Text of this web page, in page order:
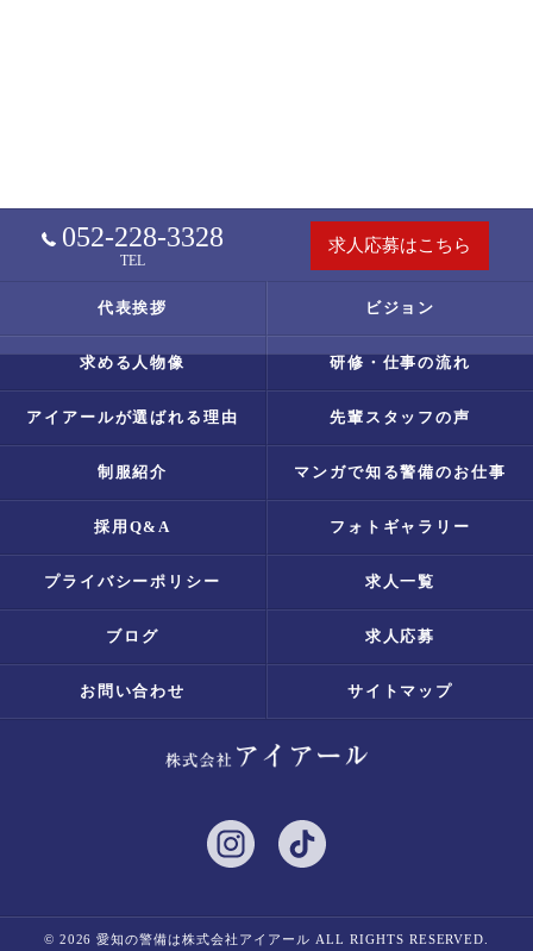
052-228-3328
TEL
求人応募はこちら
代表挨拶 ビジョン
求める人物像 研修・仕事の流れ
アイアールが選ばれる理由 先輩スタッフの声
制服紹介 マンガで知る警備のお仕事
採用Q&A フォトギャラリー
プライバシーポリシー 求人一覧
ブログ 求人応募
お問い合わせ サイトマップ
© 2026 愛知の警備は株式会社アイアール ALL RIGHTS RESERVED.